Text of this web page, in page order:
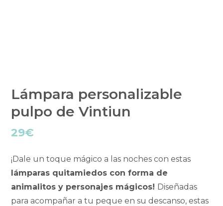
Lámpara personalizable
pulpo de Vintiun
29€
¡Dale un toque mágico a las noches con estas
lámparas quitamiedos con forma de
animalitos y personajes mágicos! Diseñadas
para acompañar a tu peque en su descanso, estas